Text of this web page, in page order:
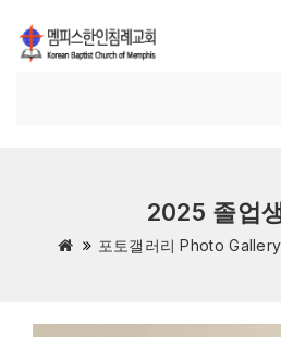
2025 졸업
포토갤러리 Photo Gallery